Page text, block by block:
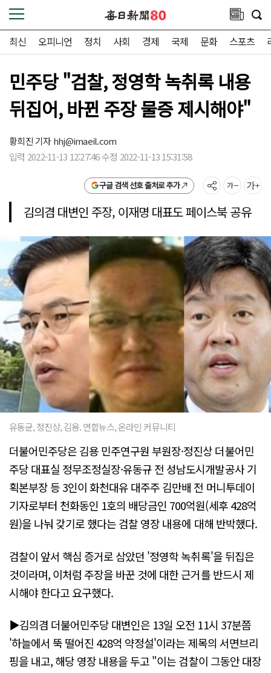
최신 오피니언 정치 사회 경제 국제 문화 스포츠
민주당 "검찰, 정영학 녹취록 내용
뒤집어, 바뀐 주장 물증 제시해야"
황희진 기자hhj@imaeil.com
입력 2022-11-13 12:27:46 수정 2022-11-13 15:31:58
구글 검색 선호 출처로 추가
김의겸 대변인 주장, 이재명 대표도 페이스북 공유
유동균, 정진상, 김용. 연합뉴스, 온라인 커뮤니티
더불어민주당은 김용 민주연구원 부원장·정진상 더불어민
주당 대표실 정무조정실장·유동규 전 성남도시개발공사 기
획본부장 등 3인이 화천대유 대주주 김만배 전 머니투데이
기자로부터 천화동인 1호의 배당금인 700억원(세후 428억
원)을 나눠 갖기로 했다는 검찰 영장 내용에 대해 반박했다.
검찰이 앞서 핵심 증거로 삼았던 '정영학 녹취록'을 뒤집은
것이라며, 이처럼 주장을 바꾼 것에 대한 근거를 반드시 제
시해야 한다고 요구했다.
▶김의겸 더불어민주당 대변인은 13일 오전 11시 37분쯤
'하늘에서 뚝 떨어진 428억 약정설'이라는 제목의 서면브리
핑을 내고, 해당 영장 내용을 두고 "이는 검찰이 그동안 대장